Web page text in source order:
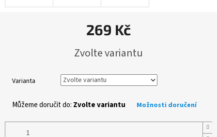
269 Kč
cena:
Zvolte variantu
Varianta
Můžeme doručit do: Zvolte variantu Možnosti doručení